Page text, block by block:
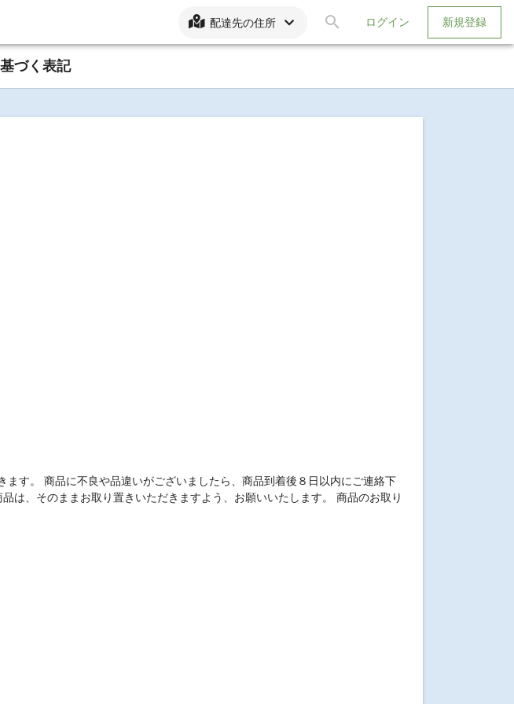
配達先の住所 ログイン 新規登録
づく表記
す。 商品に不良や品違いがございましたら、商品到着後８日以内にご連絡下
は、そのままお取り置きいただきますよう、お願いいたします。 商品のお取り